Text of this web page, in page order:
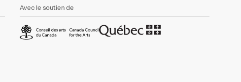
Avec le soutien de